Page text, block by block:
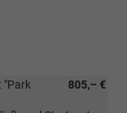
805,– €
"Park